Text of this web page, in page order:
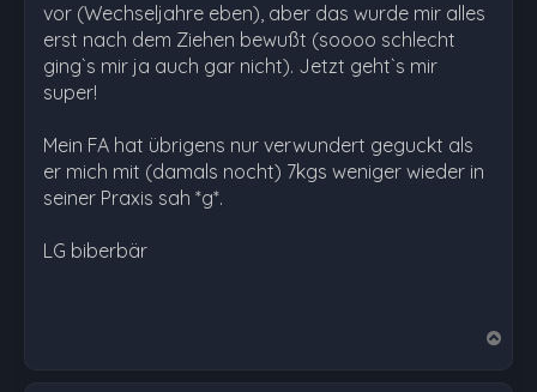
vor (Wechseljahre eben), aber das wurde mir alles
erst nach dem Ziehen bewußt (soooo schlecht
ging`s mir ja auch gar nicht). Jetzt geht`s mir
super!
Mein FA hat übrigens nur verwundert geguckt als
er mich mit (damals nocht) 7kgs weniger wieder in
seiner Praxis sah *g*.
LG biberbär